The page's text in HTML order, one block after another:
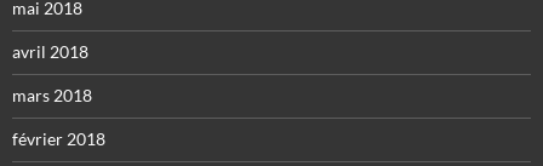
mai 2018
avril 2018
mars 2018
février 2018